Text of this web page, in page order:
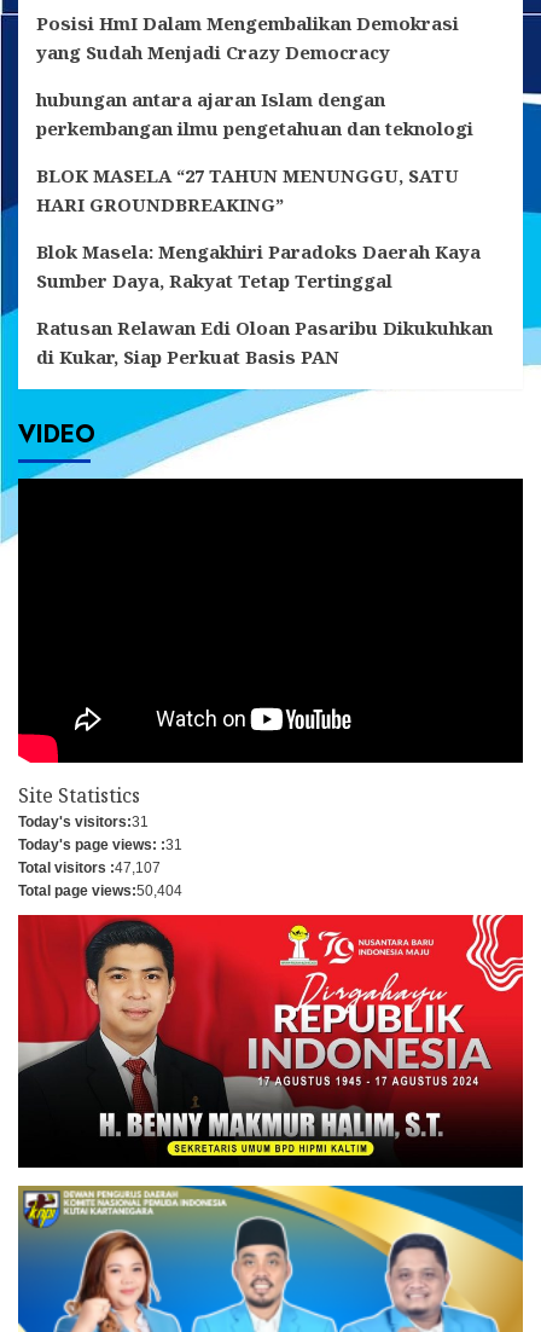
Tenggarong-
Loa
Posisi HmI Dalam Mengembalikan Demokrasi
yang Sudah Menjadi Crazy Democracy
hubungan antara ajaran Islam dengan
perkembangan ilmu pengetahuan dan teknologi
BLOK MASELA “27 TAHUN MENUNGGU, SATU
HARI GROUNDBREAKING”
Blok Masela: Mengakhiri Paradoks Daerah Kaya
Sumber Daya, Rakyat Tetap Tertinggal
Ratusan Relawan Edi Oloan Pasaribu Dikukuhkan
di Kukar, Siap Perkuat Basis PAN
VIDEO
Site Statistics
Today's visitors:31
Today's page views: :31
Total visitors :47,107
Total page views:50,404